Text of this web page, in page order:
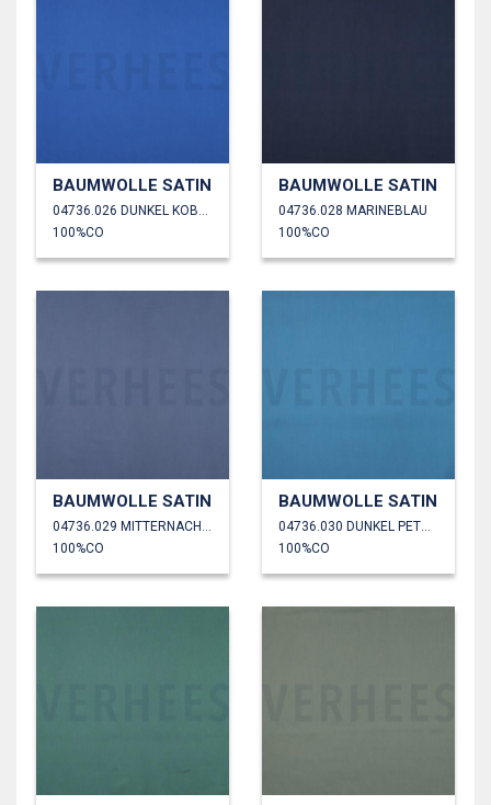
BAUMWOLLE SATIN
100%CO
BAUMWOLLE SATIN
04736.028 MARINEBLAU
100%CO
BAUMWOLLE SATIN
100%CO
BAUMWOLLE SATIN
100%CO